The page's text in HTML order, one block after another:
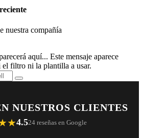
nuestra compañía
aquí... Este mensaje aparece
filtro ni la plantilla a usar.
NUESTROS CLIENTES
4.524 reseñas en Google